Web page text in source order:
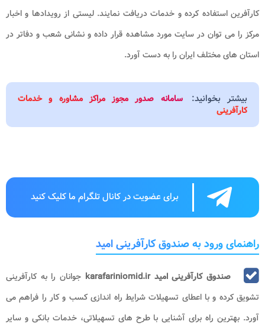
کارآفرین استفاده کرده و خدمات دریافت نمایند. لیستی از رویدادها و اخبار
مرکز را می توان در سایت مورد مشاهده قرار داده و نشانی شعب و دفاتر در
استان های مختلف ایران را به دست آورد.
بیشتر بخوانید:
سامانه صدور مجوز مراکز مشاوره و خدمات
کارآفرینی
برای عضویت در کانال تلگرام ما کلیک کنید
راهنمای ورود به صندوق کارآفرینی امید
صندوق کارآفرینی امید karafariniomid.ir
جوانان را به کارآفرینی
تشویق کرده و با اعطای تسهیلات شرایط راه اندازی کسب و کار را فراهم می
آورد. بهترین راه برای آشنایی با طرح های تسهیلاتی، خدمات بانکی و سایر